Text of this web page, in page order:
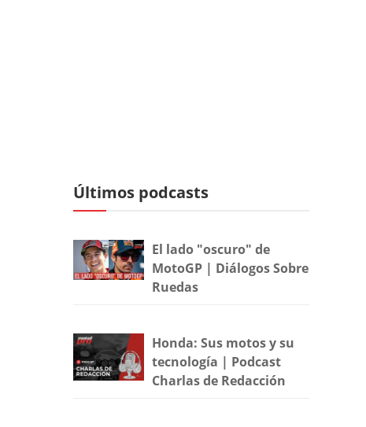
Últimos podcasts
El lado "oscuro" de
MotoGP | Diálogos Sobre
Ruedas
Honda: Sus motos y su
tecnología | Podcast
Charlas de Redacción